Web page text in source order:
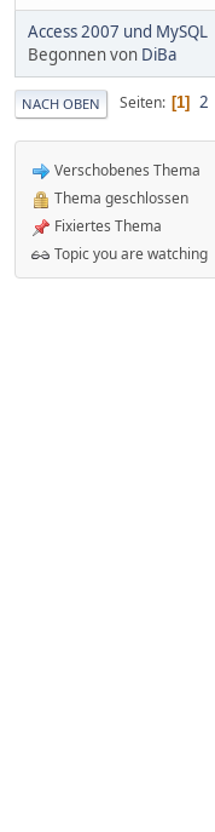
Access 2007 und MySQL
Begonnen von DiBa
NACH OBEN Seiten 1 2
Verschobenes Thema
Thema geschlossen
Fixiertes Thema
Topic you are watching